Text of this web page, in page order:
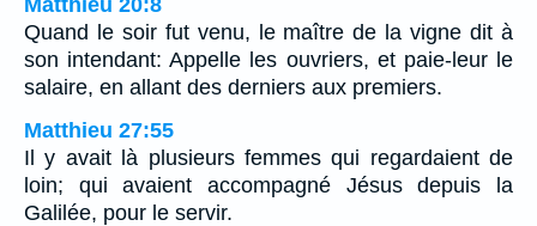
Quand le soir fut venu, le maître de la vigne dit à
son intendant: Appelle les ouvriers, et paie-leur le
salaire, en allant des derniers aux premiers.
Matthieu 27:55
Il y avait là plusieurs femmes qui regardaient de
loin; qui avaient accompagné Jésus depuis la
Galilée, pour le servir.